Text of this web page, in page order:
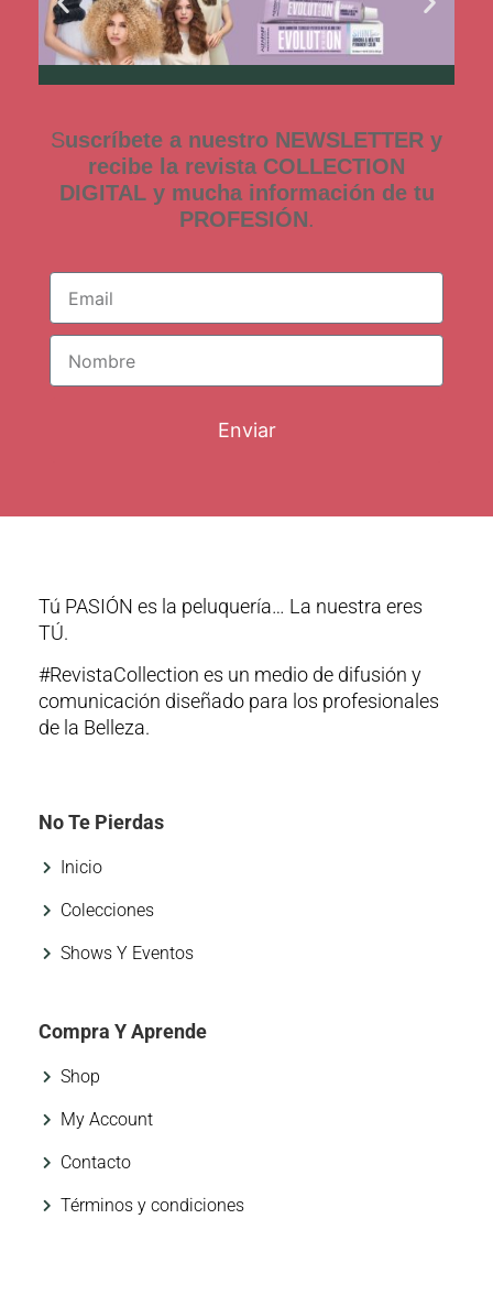
Suscríbete a nuestro NEWSLETTER y
recibe la revista COLLECTION
DIGITAL y mucha información de tu
PROFESIÓN.
Enviar
Tú PASIÓN es la peluquería… La nuestra eres
TÚ.
#RevistaCollection es un medio de difusión y
comunicación diseñado para los profesionales
de la Belleza.
No Te Pierdas
Inicio
Colecciones
Shows Y Eventos
Compra Y Aprende
Shop
My Account
Contacto
Términos y condiciones